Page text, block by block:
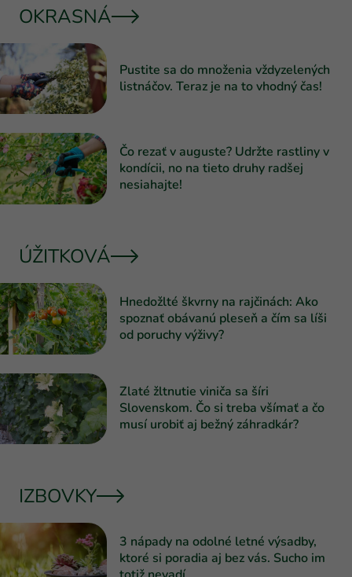
OKRASNÁ
Pustite sa do množenia vždyzelených
listnáčov. Teraz je na to vhodný čas!
Čo rezať v auguste? Udržte rastliny v
kondícii, no na tieto druhy radšej
nesiahajte!
ÚŽITKOVÁ
Hnedožlté škvrny na rajčinách: Ako
spoznať obávanú pleseň a čím sa líši
od poruchy výživy?
Zlaté žltnutie viniča sa šíri
Slovenskom. Čo si treba všímať a čo
musí urobiť aj bežný záhradkár?
IZBOVKY
3 nápady na odolné letné výsadby,
ktoré si poradia aj bez vás. Sucho im